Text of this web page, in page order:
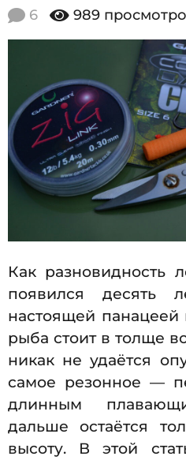
0
.
0
7
6
6 989
Как разновидность
появился десять
настоящей панацеей
рыба стоит в толще
никак не удаётся
самое резонное —
длинным
дальше остаётся
высоту. В этой